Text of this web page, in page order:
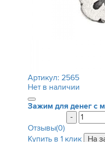
Артикул: 2565
Нет в наличии
Зажим для денег с
-
Отзывы(0)
Купить в 1 клик